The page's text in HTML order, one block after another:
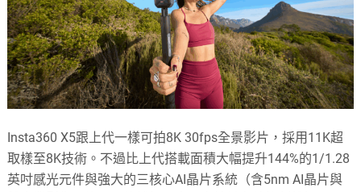
Insta360 X5跟上代一樣可拍8K 30fps全景影片，採用11K超
取樣至8K技術。不過比上代搭載面積大幅提升144%的1/1.28
英吋感光元件與強大的三核心AI晶片系統（含5nm AI晶片與